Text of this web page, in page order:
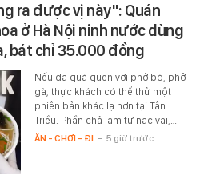
ra được vị này": Quán
ở Hà Nội ninh nước dùng
bát chỉ 35.000 đồng
Nếu đã quá quen với phở bò, phở
gà, thực khách có thể thử một
phiên bản khác lạ hơn tại Tân
Triều. Phần chả làm từ nạc vai,…
ĂN - CHƠI - ĐI - 5 giờ trước